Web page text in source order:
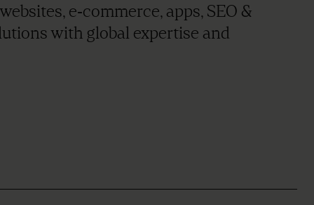
e‑commerce, apps, SEO &
with global expertise and